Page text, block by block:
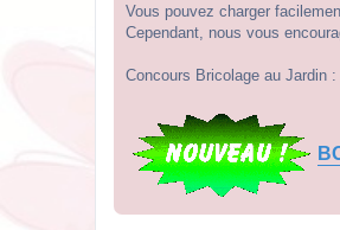
Vous pouvez charger
Cependant, nous vous
Concours Bricolage au Jardin :